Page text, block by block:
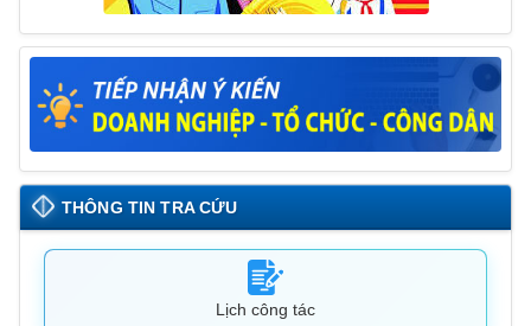
THÔNG TIN TRA CỨU
Lịch công tác